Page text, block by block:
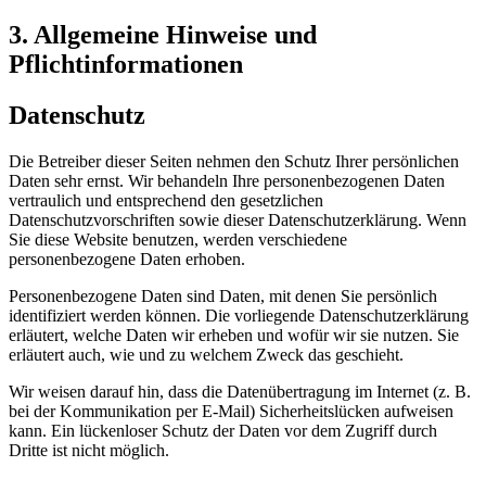
3. Allgemeine Hinweise und
Pflichtinformationen
Datenschutz
Die Betreiber dieser Seiten nehmen den Schutz Ihrer persönlichen
Daten sehr ernst. Wir behandeln Ihre personenbezogenen Daten
vertraulich und entsprechend den gesetzlichen
Datenschutzvorschriften sowie dieser Datenschutzerklärung. Wenn
Sie diese Website benutzen, werden verschiedene
personenbezogene Daten erhoben.
Personenbezogene Daten sind Daten, mit denen Sie persönlich
identifiziert werden können. Die vorliegende Datenschutzerklärung
erläutert, welche Daten wir erheben und wofür wir sie nutzen. Sie
erläutert auch, wie und zu welchem Zweck das geschieht.
Wir weisen darauf hin, dass die Datenübertragung im Internet (z. B.
bei der Kommunikation per E-Mail) Sicherheitslücken aufweisen
kann. Ein lückenloser Schutz der Daten vor dem Zugriff durch
Dritte ist nicht möglich.